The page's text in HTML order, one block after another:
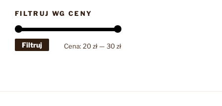
FILTRUJ WG CENY
Cena
Cena
Filtruj Cena: 20 zł— 30 zł